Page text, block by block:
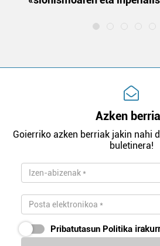
Azken
Goierriko azken berriak jakin nahi
buletinera!
Pribatutasun Politika